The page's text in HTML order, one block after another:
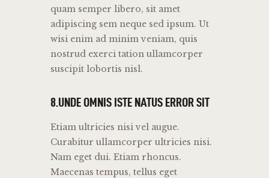
quam semper libero, sit amet
adipiscing sem neque sed ipsum. Ut
wisi enim ad minim veniam, quis
nostrud exerci tation ullamcorper
suscipit lobortis nisl.
8.UNDE OMNIS ISTE NATUS ERROR SIT
Etiam ultricies nisi vel augue.
Curabitur ullamcorper ultricies nisi.
Nam eget dui. Etiam rhoncus.
Maecenas tempus, tellus eget